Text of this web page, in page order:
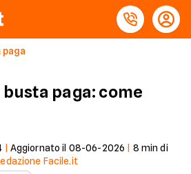
paga: come
Aggiornato il 08-06-2026 8 min di
Facile.it